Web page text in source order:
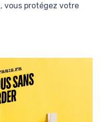
vous protégez votre